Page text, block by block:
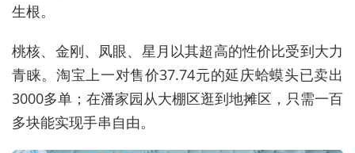
生根。
桃核、金刚、凤眼、星月以其超高的性价比受到大力
青睐。淘宝上一对售价37.74元的延庆蛤蟆头已卖出
3000多单；在潘家园从大棚区逛到地摊区，只需一百
多块能实现手串自由。